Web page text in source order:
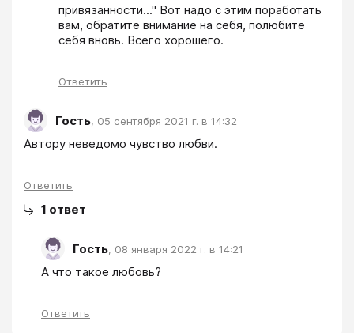
привязанности..." Вот надо с этим поработать
вам, обратите внимание на себя, полюбите
себя вновь. Всего хорошего.
Ответить
Гость, 05 сентября 2021 г. в 14:32
Автору неведомо чувство любви.
Ответить
1 ответ
Гость, 08 января 2022 г. в 14:21
А что такое любовь?
Ответить